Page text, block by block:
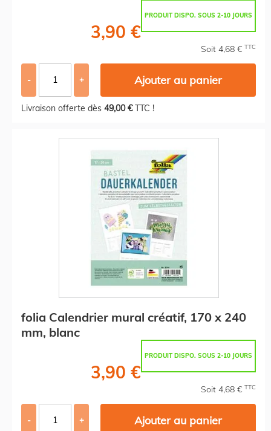
PRODUIT DISPO. SOUS 2-10 JOURS
3,90 €
Soit 4,68 € TTC
- + Ajouter au panier
Livraison offerte dès 49,00 €TTC !
folia Calendrier mural créatif, 170 x 240
mm, blanc
PRODUIT DISPO. SOUS 2-10 JOURS
3,90 €
Soit 4,68 € TTC
- + Ajouter au panier